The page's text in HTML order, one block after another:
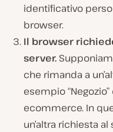
identificativo
browser.
Il browser
server.
che rimanda a
esempio
ecommerce. In
un’altra richiesta